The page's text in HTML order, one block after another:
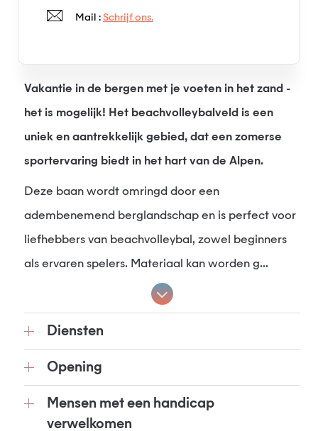
Vakantie in de bergen met je voeten in het zand -
het is mogelijk! Het beachvolleybalveld is een
uniek en aantrekkelijk gebied, dat een zomerse
sportervaring biedt in het hart van de Alpen.
Deze baan wordt omringd door een
adembenemend berglandschap en is perfect voor
liefhebbers van beachvolleybal, zowel beginners
als ervaren spelers. Materiaal kan worden g...
Diensten
Opening
Mensen met een handicap
verwelkomen
Mail : Schrijf ons.